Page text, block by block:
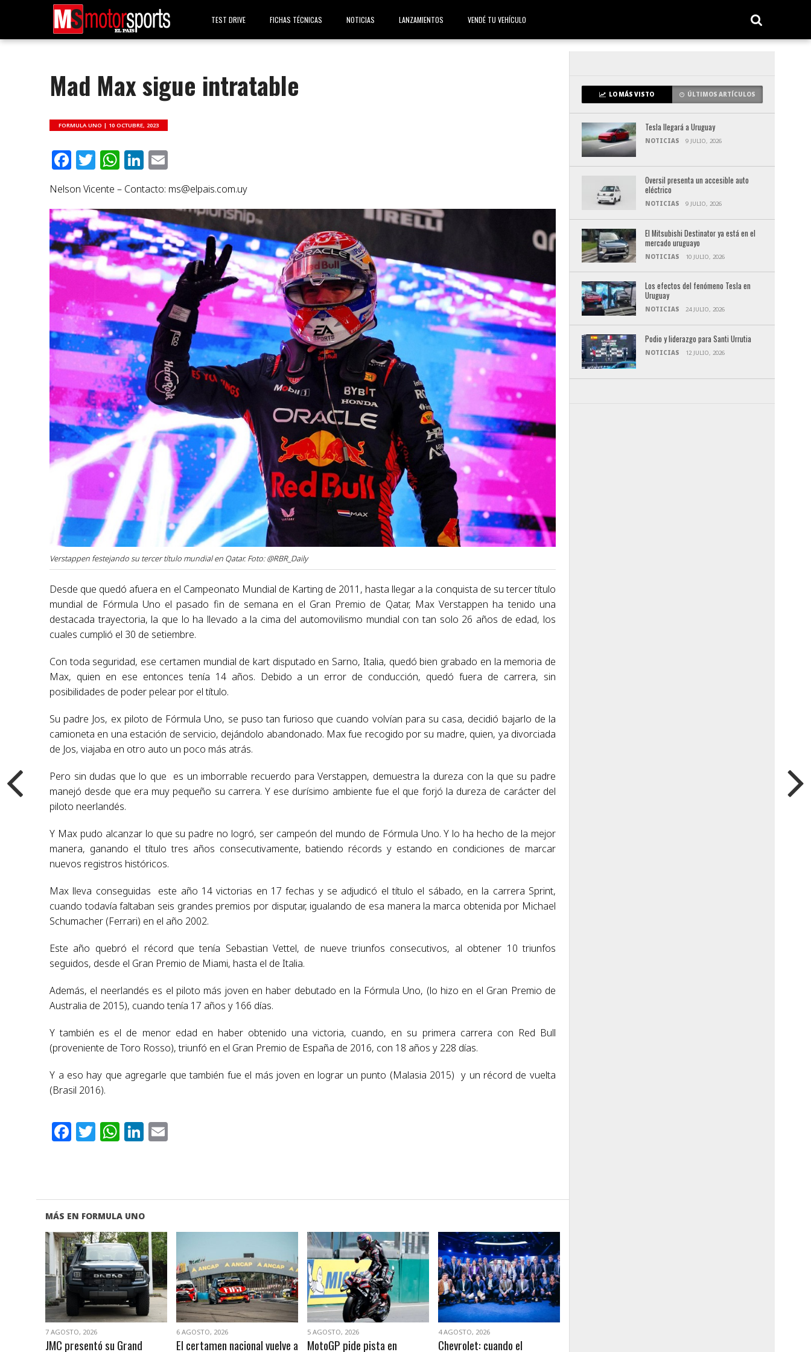
TEST DRIVE FICHAS TÉCNICAS NOTICIAS LANZAMIENTOS VENDÉ TU VEHÍCULO
Mad Max sigue intratable
FORMULA UNO | 10 OCTUBRE, 2023
Facebook
Twitter
WhatsApp
LinkedIn
Nelson Vicente – Contacto: ms@elpais.com.uy
Verstappen festejando su tercer título mundial en Qatar. Foto: @RBR_Daily
Desde que quedó afuera en el Campeonato Mundial de Karting de 2011, hasta llegar a la conquista de su tercer título
mundial de Fórmula Uno el pasado fin de semana en el Gran Premio de Qatar, Max Verstappen ha tenido una
destacada trayectoria, la que lo ha llevado a la cima del automovilismo mundial con tan solo 26 años de edad, los
cuales cumplió el 30 de setiembre.
Con toda seguridad, ese certamen mundial de kart disputado en Sarno, Italia, quedó bien grabado en la memoria de
Max, quien en ese entonces tenía 14 años. Debido a un error de conducción, quedó fuera de carrera, sin
posibilidades de poder pelear por el título.
Su padre Jos, ex piloto de Fórmula Uno, se puso tan furioso que cuando volvían para su casa, decidió bajarlo de la
camioneta en una estación de servicio, dejándolo abandonado. Max fue recogido por su madre, quien, ya divorciada
de Jos, viajaba en otro auto un poco más atrás.
Pero sin dudas que lo que es un imborrable recuerdo para Verstappen, demuestra la dureza con la que su padre
manejó desde que era muy pequeño su carrera. Y ese durísimo ambiente fue el que forjó la dureza de carácter del
piloto neerlandés.
Y Max pudo alcanzar lo que su padre no logró, ser campeón del mundo de Fórmula Uno. Y lo ha hecho de la mejor
manera, ganando el título tres años consecutivamente, batiendo récords y estando en condiciones de marcar
nuevos registros históricos.
Max lleva conseguidas este año 14 victorias en 17 fechas y se adjudicó el título el sábado, en la carrera Sprint,
cuando todavía faltaban seis grandes premios por disputar, igualando de esa manera la marca obtenida por Michael
Schumacher (Ferrari) en el año 2002.
Este año quebró el récord que tenía Sebastian Vettel, de nueve triunfos consecutivos, al obtener 10 triunfos
seguidos, desde el Gran Premio de Miami, hasta el de Italia.
Además, el neerlandés es el piloto más joven en haber debutado en la Fórmula Uno, (lo hizo en el Gran Premio de
Australia de 2015), cuando tenía 17 años y 166 días.
Y también es el de menor edad en haber obtenido una victoria, cuando, en su primera carrera con Red Bull
(proveniente de Toro Rosso), triunfó en el Gran Premio de España de 2016, con 18 años y 228 días.
Y a eso hay que agregarle que también fue el más joven en lograr un punto (Malasia 2015) y un récord de vuelta
(Brasil 2016).
Facebook
Twitter
WhatsApp
LinkedIn
MÁS EN FORMULA UNO
VER NOTA
7 AGOSTO, 2026
JMC presentó su Grand
VER NOTA
6 AGOSTO, 2026
El certamen nacional vuelve a
VER NOTA
5 AGOSTO, 2026
MotoGP pide pista en
VER NOTA
4 AGOSTO, 2026
Chevrolet: cuando el
LO MÁS VISTO ÚLTIMOS ARTÍCULOS
Tesla llegará a Uruguay
NOTICIAS 9 JULIO, 2026
Oversil presenta un accesible auto
eléctrico
NOTICIAS 9 JULIO, 2026
El Mitsubishi Destinator ya está en el
mercado uruguayo
NOTICIAS 10 JULIO, 2026
Los efectos del fenómeno Tesla en
Uruguay
NOTICIAS 24 JULIO, 2026
Podio y liderazgo para Santi Urrutia
NOTICIAS 12 JULIO, 2026